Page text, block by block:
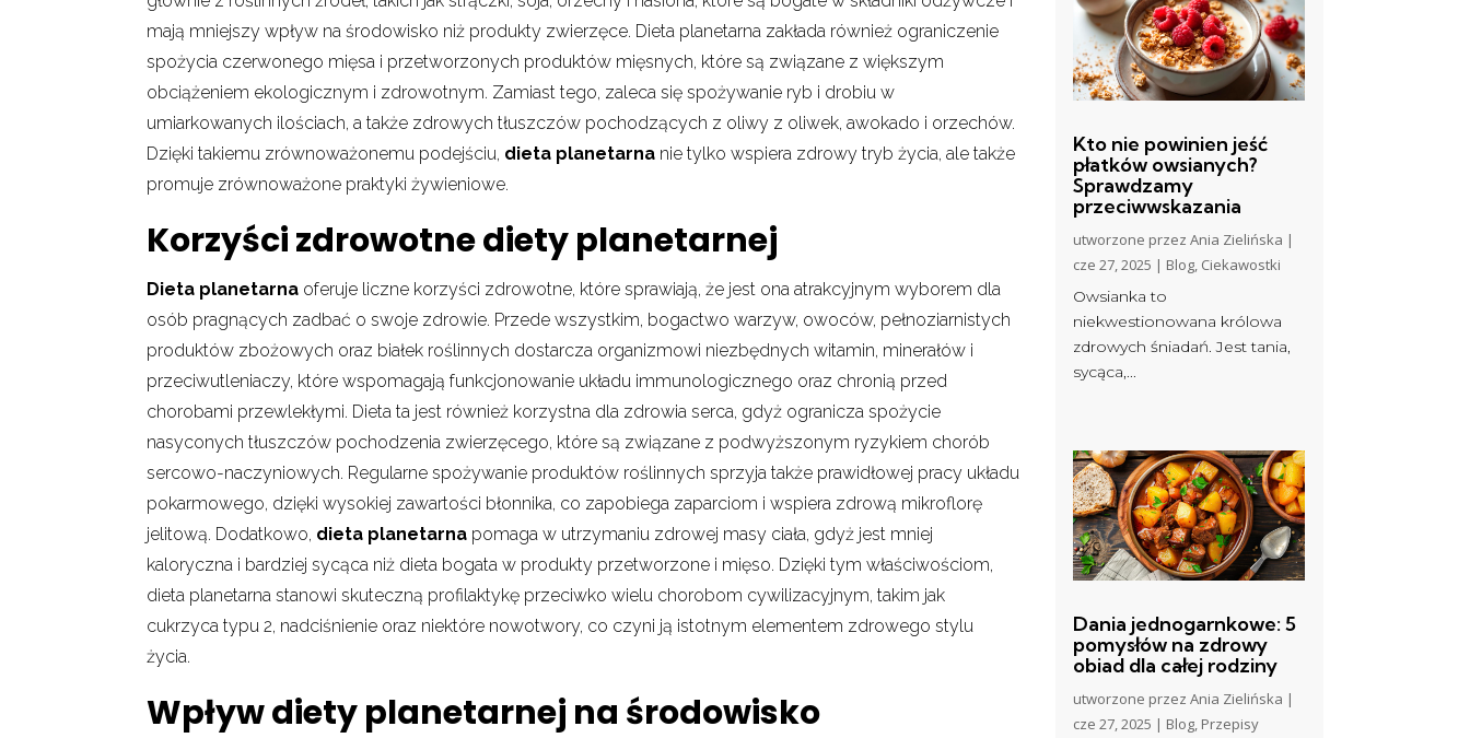
mają mniejszy wpływ na środowisko niż produkty zwierzęce. Dieta planetarna zakłada również ograniczenie
spożycia czerwonego mięsa i przetworzonych produktów mięsnych, które są związane z większym
obciążeniem ekologicznym i zdrowotnym. Zamiast tego, zaleca się spożywanie ryb i drobiu w
umiarkowanych ilościach, a także zdrowych tłuszczów pochodzących z oliwy z oliwek, awokado i orzechów.
Dzięki takiemu zrównoważonemu podejściu, dieta planetarna nie tylko wspiera zdrowy tryb życia, ale także
promuje zrównoważone praktyki żywieniowe.
Korzyści zdrowotne diety planetarnej
Dieta planetarna oferuje liczne korzyści zdrowotne, które sprawiają, że jest ona atrakcyjnym wyborem dla
osób pragnących zadbać o swoje zdrowie. Przede wszystkim, bogactwo warzyw, owoców, pełnoziarnistych
produktów zbożowych oraz białek roślinnych dostarcza organizmowi niezbędnych witamin, minerałów i
przeciwutleniaczy, które wspomagają funkcjonowanie układu immunologicznego oraz chronią przed
chorobami przewlekłymi. Dieta ta jest również korzystna dla zdrowia serca, gdyż ogranicza spożycie
nasyconych tłuszczów pochodzenia zwierzęcego, które są związane z podwyższonym ryzykiem chorób
sercowo-naczyniowych. Regularne spożywanie produktów roślinnych sprzyja także prawidłowej pracy układu
pokarmowego, dzięki wysokiej zawartości błonnika, co zapobiega zaparciom i wspiera zdrową mikroflorę
jelitową. Dodatkowo, dieta planetarna pomaga w utrzymaniu zdrowej masy ciała, gdyż jest mniej
kaloryczna i bardziej sycąca niż dieta bogata w produkty przetworzone i mięso. Dzięki tym właściwościom,
dieta planetarna stanowi skuteczną profilaktykę przeciwko wielu chorobom cywilizacyjnym, takim jak
cukrzyca typu 2, nadciśnienie oraz niektóre nowotwory, co czyni ją istotnym elementem zdrowego stylu
życia.
Wpływ diety planetarnej na środowisko
Kto nie powinien jeść
płatków owsianych?
Sprawdzamy
przeciwwskazania
utworzone przezAnia Zielińska |
cze 27, 2025 | Blog, Ciekawostki
Owsianka to
niekwestionowana królowa
zdrowych śniadań. Jest tania,
sycąca,...
Dania jednogarnkowe: 5
pomysłów na zdrowy
obiad dla całej rodziny
utworzone przezAnia Zielińska |
cze 27, 2025 | Blog, Przepisy